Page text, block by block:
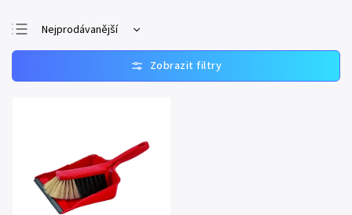
Nejprodávanější
Nejlevnější
Nejdražší